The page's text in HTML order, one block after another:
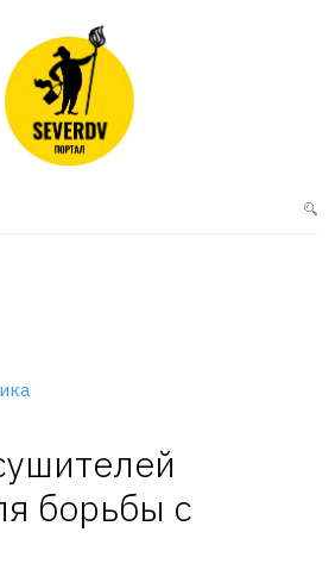
борьбы с